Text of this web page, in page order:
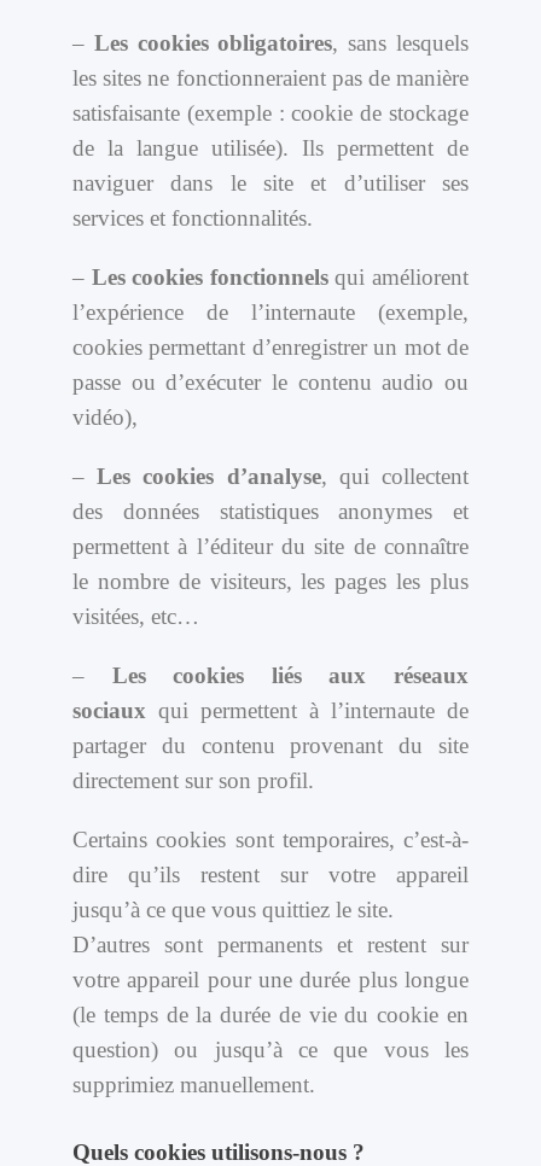
– Les cookies obligatoires, sans lesquels
les sites ne fonctionneraient pas de manière
satisfaisante (exemple : cookie de stockage
de la langue utilisée). Ils permettent de
naviguer dans le site et d’utiliser ses
services et fonctionnalités.
– Les cookies fonctionnelsqui améliorent
l’expérience de l’internaute (exemple,
cookies permettant d’enregistrer un mot de
passe ou d’exécuter le contenu audio ou
vidéo),
– Les cookies d’analyse, qui collectent
des données statistiques anonymes et
permettent à l’éditeur du site de connaître
le nombre de visiteurs, les pages les plus
visitées, etc…
– Les cookies liés aux réseaux
sociaux qui permettent à l’internaute de
partager du contenu provenant du site
directement sur son profil.
Certains cookies sont temporaires, c’est-à-
dire qu’ils restent sur votre appareil
jusqu’à ce que vous quittiez le site.
D’autres sont permanents et restent sur
votre appareil pour une durée plus longue
(le temps de la durée de vie du cookie en
question) ou jusqu’à ce que vous les
supprimiez manuellement.
Quels cookies utilisons-nous ?